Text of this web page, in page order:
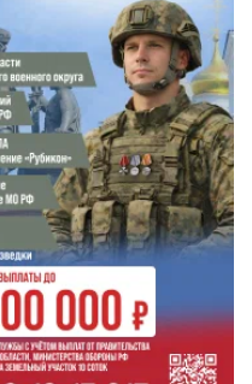
отремонтируют пять
области прошло
АТК и оперативного штаба
роспись открыла бренд-туры
национальный бренд»